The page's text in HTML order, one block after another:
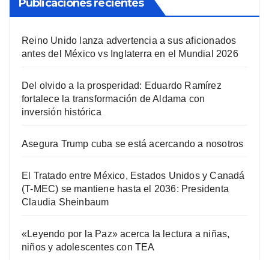
Publicaciones recientes
Reino Unido lanza advertencia a sus aficionados
antes del México vs Inglaterra en el Mundial 2026
Del olvido a la prosperidad: Eduardo Ramírez
fortalece la transformación de Aldama con
inversión histórica
Asegura Trump cuba se está acercando a nosotros
El Tratado entre México, Estados Unidos y Canadá
(T-MEC) se mantiene hasta el 2036: Presidenta
Claudia Sheinbaum
«Leyendo por la Paz» acerca la lectura a niñas,
niños y adolescentes con TEA